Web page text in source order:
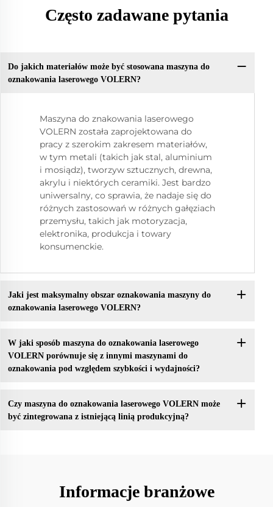
Często zadawane pytania
Do jakich materiałów może być stosowana maszyna do
oznakowania laserowego VOLERN?
Maszyna do znakowania laserowego
VOLERN została zaprojektowana do
pracy z szerokim zakresem materiałów,
w tym metali (takich jak stal, aluminium
i mosiądz), tworzyw sztucznych, drewna,
akrylu i niektórych ceramiki. Jest bardzo
uniwersalny, co sprawia, że nadaje się do
różnych zastosowań w różnych gałęziach
przemysłu, takich jak motoryzacja,
elektronika, produkcja i towary
konsumenckie.
Jaki jest maksymalny obszar oznakowania maszyny do
oznakowania laserowego VOLERN?
W jaki sposób maszyna do oznakowania laserowego
VOLERN porównuje się z innymi maszynami do
oznakowania pod względem szybkości i wydajności?
Czy maszyna do oznakowania laserowego VOLERN może
być zintegrowana z istniejącą linią produkcyjną?
Informacje branżowe